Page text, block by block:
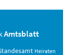
Amtsblatt
Heiraten